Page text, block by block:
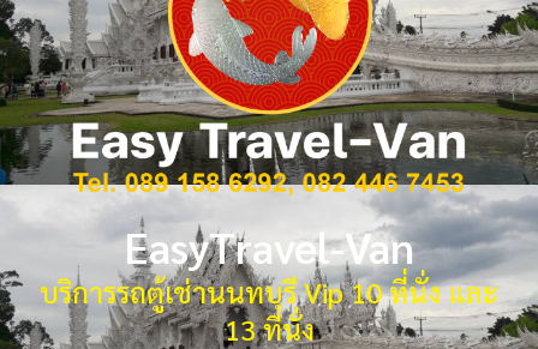
EasyTravel-Van
บริการรถตู้เช่านนทบุรี Vip 10 ที่นั่ง และ
13 ที่นั่ง